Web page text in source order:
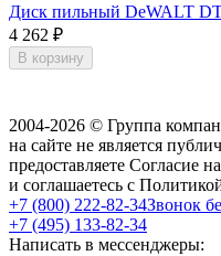
Диск пильный DeWALT
4 262 ₽
В корзину
2004-2026 © Группа
на сайте не является
предоставляете Согласие
и соглашаетесь с
+7 (800) 222-82-34Звонок
+7 (495) 133-82-34
Написать в мессенджеры: